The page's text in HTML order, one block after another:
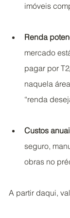
imóveis
Renda
mercado
pagar por
naquela
“renda
Custos
seguro,
obras no
A partir daqui,